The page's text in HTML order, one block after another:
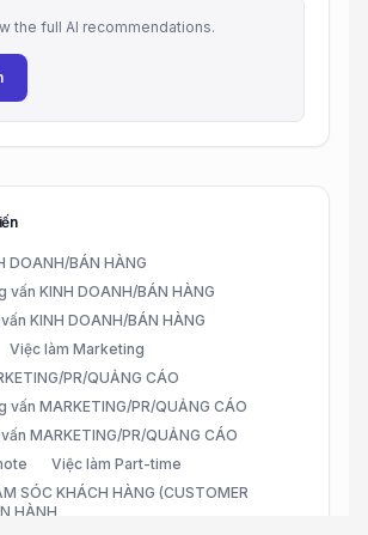
the full AI recommendations.
DOANH/BÁN HÀNG
vấn KINH DOANH/BÁN HÀNG
KINH DOANH/BÁN HÀNG
Việc làm Marketing
PR/QUẢNG CÁO
vấn MARKETING/PR/QUẢNG CÁO
MARKETING/PR/QUẢNG CÁO
Việc làm Part-time
SÓC KHÁCH HÀNG (CUSTOMER
HÀNH